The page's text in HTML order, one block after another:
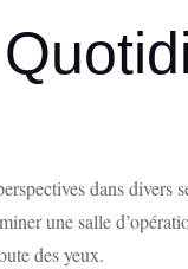
dans
une salle
des yeux.